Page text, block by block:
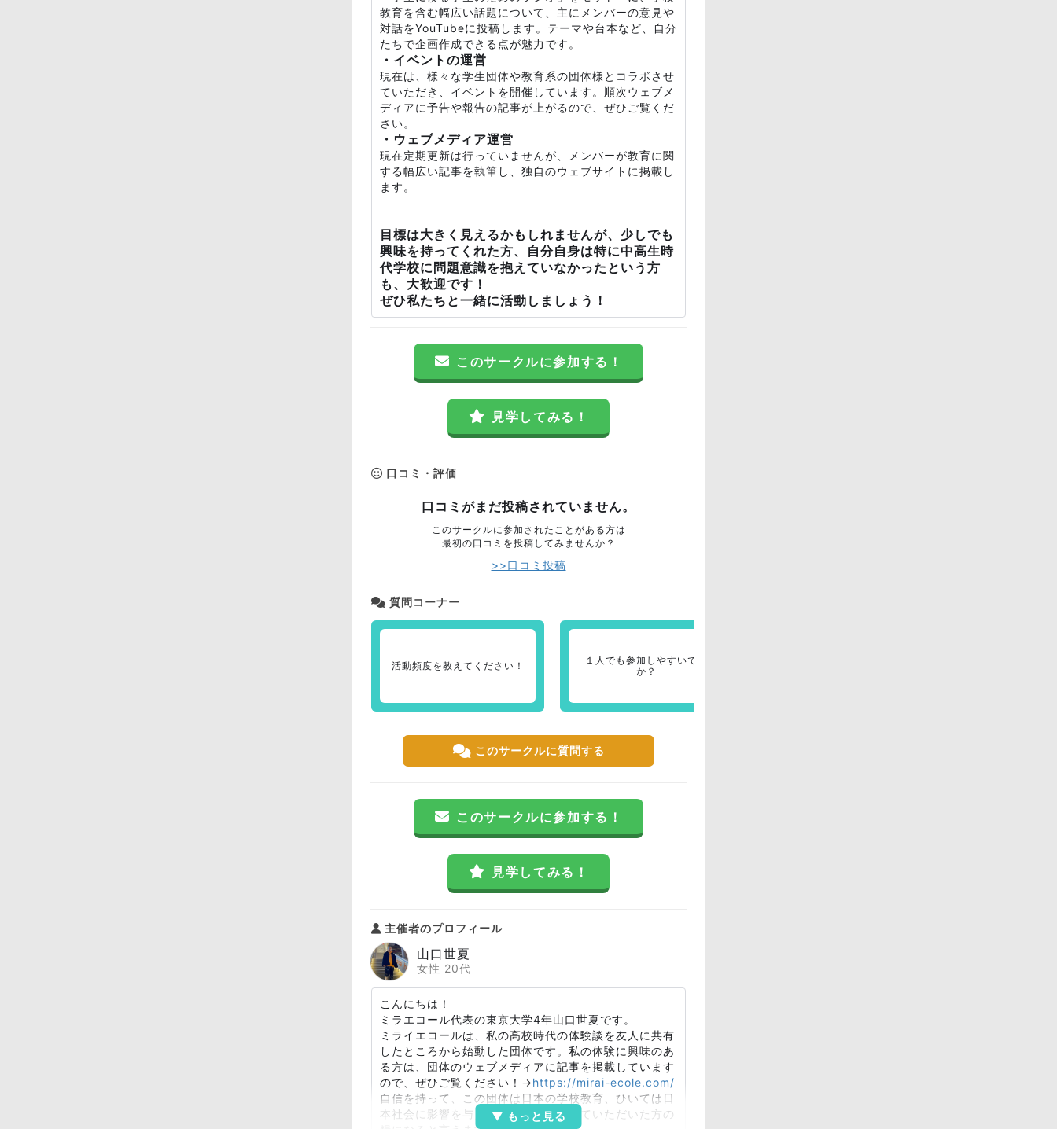
教育を含む幅広い話題について、主にメンバーの意見や
対話をYouTubeに投稿します。テーマや台本など、自分
たちで企画作成できる点が魅力です。
・イベントの運営
現在は、様々な学生団体や教育系の団体様とコラボさせ
ていただき、イベントを開催しています。順次ウェブメ
ディアに予告や報告の記事が上がるので、ぜひご覧くだ
さい。
・ウェブメディア運営
現在定期更新は行っていませんが、メンバーが教育に関
する幅広い記事を執筆し、独自のウェブサイトに掲載し
ます。
目標は大きく見えるかもしれませんが、少しでも
興味を持ってくれた方、自分自身は特に中高生時
代学校に問題意識を抱えていなかったという方
も、大歓迎です！
ぜひ私たちと一緒に活動しましょう！
このサークルに参加する！
見学してみる！
口コミ・評価
口コミがまだ投稿されていません。
このサークルに参加されたことがある方は
最初の口コミを投稿してみませんか？
>>口コミ投稿
質問コーナー
活動頻度を教えてください！
１人でも参加しやすいです
か？
このサークルに質問する
このサークルに参加する！
見学してみる！
主催者のプロフィール
山口世夏
女性 20代
こんにちは！
ミラエコール代表の東京大学4年山口世夏です。
ミライエコールは、私の高校時代の体験談を友人に共有
したところから始動した団体です。私の体験に興味のあ
る方は、団体のウェブメディアに記事を掲載しています
ので、ぜひご覧ください！→https://mirai-ecole.com/
自信を持って、この団体は日本の学校教育、ひいては日
本社会に影響を与えうる、そして入っていただいた方の